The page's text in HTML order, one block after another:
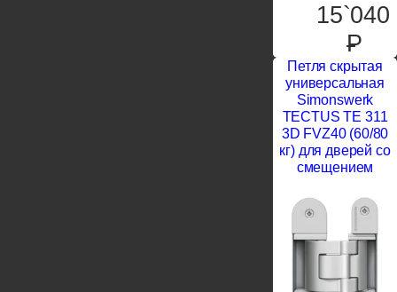
15`040
P
Петля скрытая
универсальная
Simonswerk
TECTUS TE 311
3D FVZ40 (60/80
кг) для дверей со
смещением